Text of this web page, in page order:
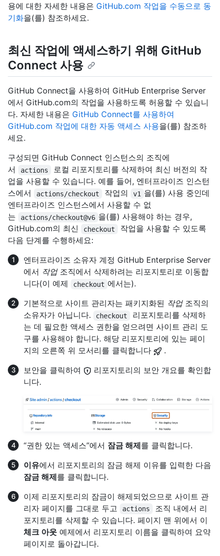
용에 대한 자세한 내용은 GitHub.com 작업을 수동으로 동
기화을(를) 참조하세요.
최신 작업에 액세스하기 위해 GitHub
Connect 사용
GitHub Connect을 사용하여 GitHub Enterprise Server
에서 GitHub.com의 작업을 사용하도록 허용할 수 있습니
다. 자세한 내용은 GitHub Connect를 사용하여
GitHub.com 작업에 대한 자동 액세스 사용을(를) 참조하
세요.
구성되면 GitHub Connect 인스턴스의 조직에
서
actions
로컬 리포지토리를 삭제하여 최신 버전의 작
업을 사용할 수 있습니다. 예를 들어, 엔터프라이즈 인스턴
스에서
actions/checkout 작업의 v1 을(를) 사용 중인데
엔터프라이즈 인스턴스에서 사용할 수 없
는
actions/checkout@v6 을(를) 사용해야 하는 경우,
GitHub.com의 최신
checkout
작업을 사용할 수 있도록
다음 단계를 수행하세요:
엔터프라이즈 소유자 계정 GitHub Enterprise Server
에서 작업조직에서 삭제하려는 리포지토리로 이동합
니다(이 예제
checkout 에서는).
기본적으로 사이트 관리자는 패키지화된 작업조직의
소유자가 아닙니다.
checkout
리포지토리를 삭제하
는 데 필요한 액세스 권한을 얻으려면 사이트 관리 도
구를 사용해야 합니다. 해당 리포지토리에 있는 페이
지의 오른쪽 위 모서리를 클릭합니다
.
보안을 클릭하여
리포지토리의 보안 개요를 확인합
니다.
“권한 있는 액세스”에서 잠금 해제를 클릭합니다.
이유에서 리포지토리의 잠금 해제 이유를 입력한 다음
잠금 해제를 클릭합니다.
이제 리포지토리의 잠금이 해제되었으므로 사이트 관
리자 페이지를 그대로 두고
actions
조직 내에서 리
포지토리를 삭제할 수 있습니다. 페이지 맨 위에서 이
체크 아웃 예제에서 리포지토리 이름을 클릭하여 요약
페이지로 돌아갑니다.